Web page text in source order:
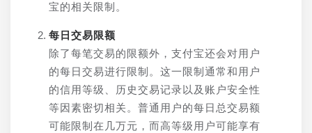
宝的相关限制。
每日交易限额
除了每笔交易的限额外，支付宝还会对用户
的每日交易进行限制。这一限制通常和用户
的信用等级、历史交易记录以及账户安全性
等因素密切相关。普通用户的每日总交易额
可能限制在几万元，而高等级用户可能享有